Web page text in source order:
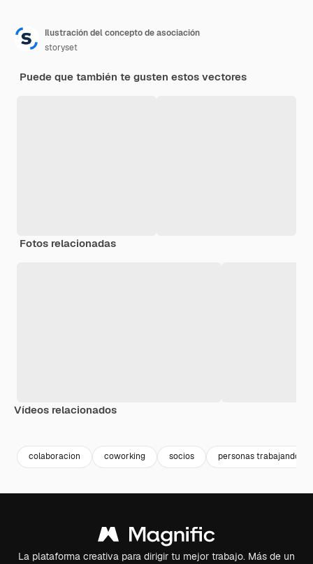
Ilustración del concepto de asociación
storyset
Puede que también te gusten estos vectores
Fotos relacionadas
Vídeos relacionados
colaboracion coworking socios personas trabajando
La plataforma creativa para dirigir tu mejor trabajo. Más de un